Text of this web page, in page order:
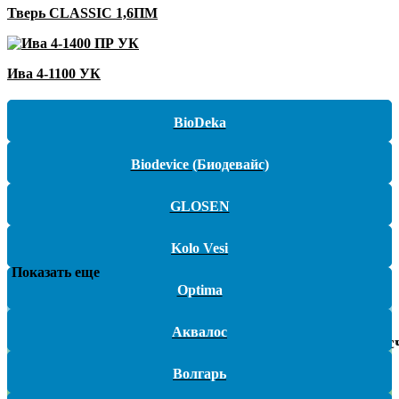
Тверь CLASSIC 1,6ПМ
Ива 4-1100 УК
BioDeka
Biodevice (Биодевайс)
GLOSEN
Kolo Vesi
Optima
Аквалос
Волгарь
Показать еще
для